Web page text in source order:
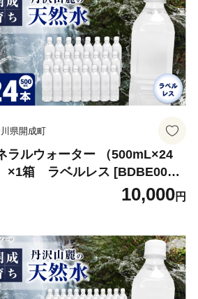
県開成町
ラルウォーター （500mL×24
×1箱 ラベルレス [BDBE004-
10,000円